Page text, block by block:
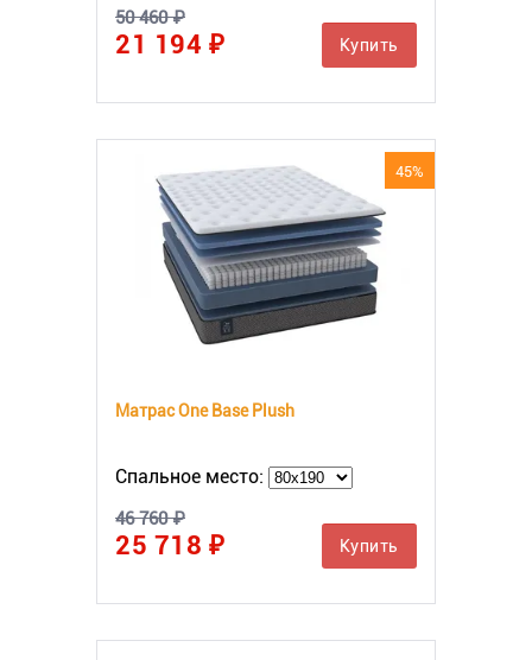
50 460 ₽
21 194 ₽ Купить
45%
Матрас One Base Plush
Спальное место:
46 760 ₽
25 718 ₽ Купить